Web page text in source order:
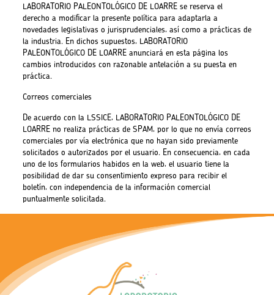
LABORATORIO PALEONTOLÓGICO DE LOARRE se reserva el
derecho a modificar la presente política para adaptarla a
novedades legislativas o jurisprudenciales, así como a prácticas de
la industria. En dichos supuestos, LABORATORIO
PALEONTOLÓGICO DE LOARRE anunciará en esta página los
cambios introducidos con razonable antelación a su puesta en
práctica.
Correos comerciales
De acuerdo con la LSSICE, LABORATORIO PALEONTOLÓGICO DE
LOARRE no realiza prácticas de SPAM, por lo que no envía correos
comerciales por vía electrónica que no hayan sido previamente
solicitados o autorizados por el usuario. En consecuencia, en cada
uno de los formularios habidos en la web, el usuario tiene la
posibilidad de dar su consentimiento expreso para recibir el
boletín, con independencia de la información comercial
puntualmente solicitada.